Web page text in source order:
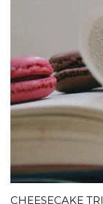
CHEESECAKE